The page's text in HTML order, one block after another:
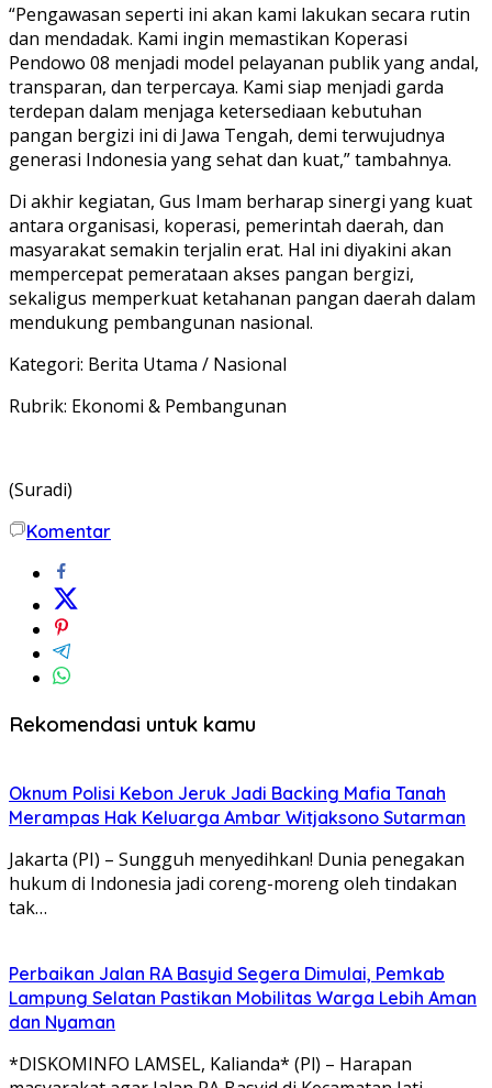
“Pengawasan seperti ini akan kami lakukan secara rutin
dan mendadak. Kami ingin memastikan Koperasi
Pendowo 08 menjadi model pelayanan publik yang andal,
transparan, dan terpercaya. Kami siap menjadi garda
terdepan dalam menjaga ketersediaan kebutuhan
pangan bergizi ini di Jawa Tengah, demi terwujudnya
generasi Indonesia yang sehat dan kuat,” tambahnya.
Di akhir kegiatan, Gus Imam berharap sinergi yang kuat
antara organisasi, koperasi, pemerintah daerah, dan
masyarakat semakin terjalin erat. Hal ini diyakini akan
mempercepat pemerataan akses pangan bergizi,
sekaligus memperkuat ketahanan pangan daerah dalam
mendukung pembangunan nasional.
Kategori: Berita Utama / Nasional
Rubrik: Ekonomi & Pembangunan
(Suradi)
Komentar
Rekomendasi untuk kamu
Oknum Polisi Kebon Jeruk Jadi Backing Mafia Tanah
Merampas Hak Keluarga Ambar Witjaksono Sutarman
Jakarta (PI) – Sungguh menyedihkan! Dunia penegakan
hukum di Indonesia jadi coreng-moreng oleh tindakan
tak…
Perbaikan Jalan RA Basyid Segera Dimulai, Pemkab
Lampung Selatan Pastikan Mobilitas Warga Lebih Aman
dan Nyaman
*DISKOMINFO LAMSEL, Kalianda* (Pl) – Harapan